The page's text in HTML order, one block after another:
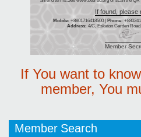
If found, please
Mobile: +8801716418500 | Phone:
Address: 4/C, Eskaton Garden
Member
If You want to
member, You
Member Search